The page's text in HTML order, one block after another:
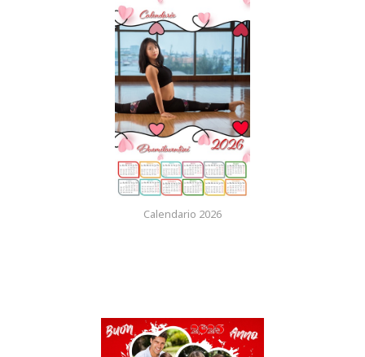
Calendario 2026